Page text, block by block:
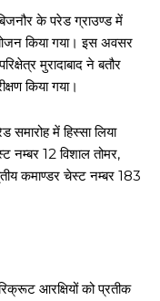
के परेड ग्राउण्ड में
किया गया। इस अवसर
मुरादाबाद ने बतौर
किया गया।
समारोह में हिस्सा लिया
नम्बर 12 विशाल तोमर,
कमाण्डर चेस्ट नम्बर 183
आरक्षियों को प्रतीक